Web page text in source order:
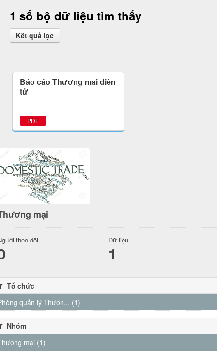
1 số bộ dữ liệu tìm thấy
Kết quả lọc
Báo cáo Thương mại điện
tử
PDF
mại
theo dõi Dữ liệu
1
Tổ chức
quản lý Thươn... (1)
Nhóm
mại (1)